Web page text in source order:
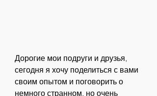
Дорогие мои подруги и друзья,
сегодня я хочу поделиться с вами
своим опытом и поговорить о
немного странном, но очень